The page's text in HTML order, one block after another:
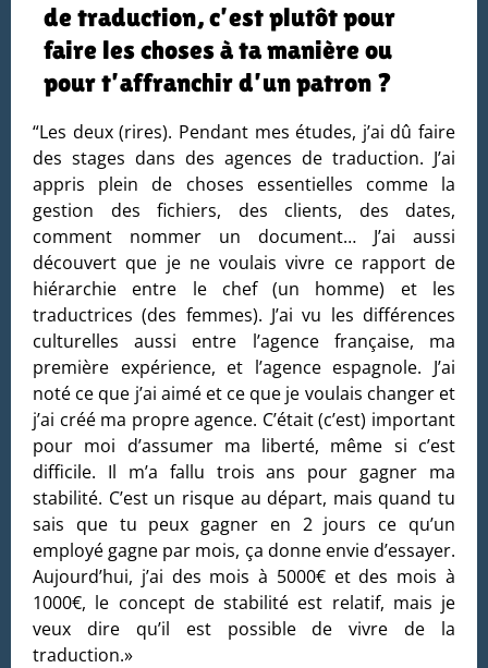
de traduction, c’est plutôt pour
faire les choses à ta manière ou
pour t’affranchir d’un patron ?
“Les deux (rires). Pendant mes études, j’ai dû faire
des stages dans des agences de traduction. J’ai
appris plein de choses essentielles comme la
gestion des fichiers, des clients, des dates,
comment nommer un document… J’ai aussi
découvert que je ne voulais vivre ce rapport de
hiérarchie entre le chef (un homme) et les
traductrices (des femmes). J’ai vu les différences
culturelles aussi entre l’agence française, ma
première expérience, et l’agence espagnole. J’ai
noté ce que j’ai aimé et ce que je voulais changer et
j’ai créé ma propre agence. C’était (c’est) important
pour moi d’assumer ma liberté, même si c’est
difficile. Il m’a fallu trois ans pour gagner ma
stabilité. C’est un risque au départ, mais quand tu
sais que tu peux gagner en 2 jours ce qu’un
employé gagne par mois, ça donne envie d’essayer.
Aujourd’hui, j’ai des mois à 5000€ et des mois à
1000€, le concept de stabilité est relatif, mais je
veux dire qu’il est possible de vivre de la
traduction.»